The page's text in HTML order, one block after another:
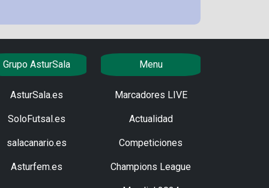
Grupo AsturSala
AsturSala.es
SoloFutsal.es
salacanario.es
Asturfem.es
Menu
Marcadores LIVE
Actualidad
Competiciones
Champions League